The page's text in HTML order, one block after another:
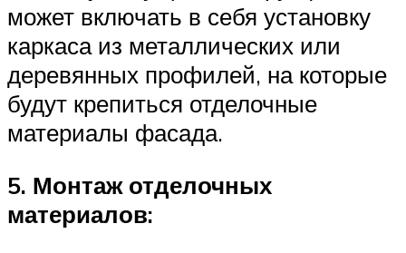
может включать в себя установку
каркаса из металлических или
деревянных профилей, на которые
будут крепиться отделочные
материалы фасада.
5. Монтаж отделочных
материалов: